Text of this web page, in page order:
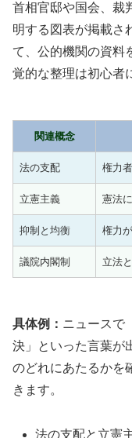
首相官邸や国会、裁
明する図表が掲載さ
て、公的機関の資料
覚的な整理は初心者
関連概念
法の支配 権力
立憲主義 憲法
抑制と均衡 権力
議院内閣制 立法
具体例： ニュースで
決」といった言葉が
のどれにあたるかを
きます。
法の支配と立憲